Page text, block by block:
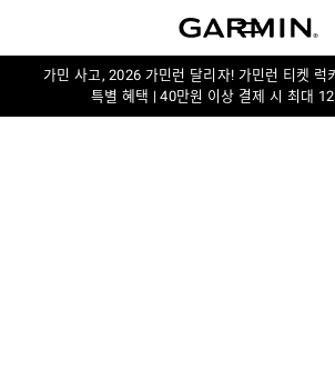
가민 사고, 2026 가민런 달리자! 가민런 티켓 럭
특별 혜택 | 40만원 이상 결제 시 최대